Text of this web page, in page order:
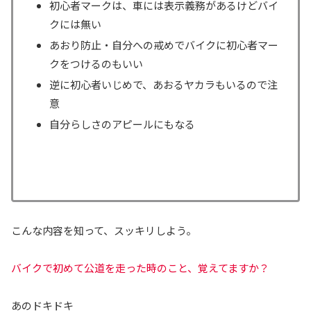
初心者マークは、車には表示義務があるけどバイ
クには無い
あおり防止・自分への戒めでバイクに初心者マー
クをつけるのもいい
逆に初心者いじめで、あおるヤカラもいるので注
意
自分らしさのアピールにもなる
こんな内容を知って、スッキリしよう。
バイクで初めて公道を走った時のこと、覚えてますか？
あのドキドキ